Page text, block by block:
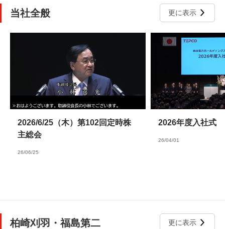
当社全般 更に表示
2026/6/25（木）第102回定時株
主総会
26/06/25
2026年度入社式
26/04/01
柏崎刈羽・福島第二 更に表示